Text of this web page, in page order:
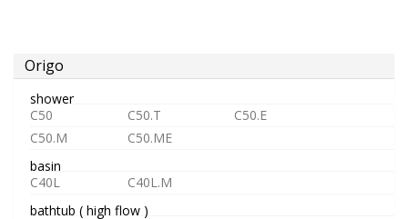
pre-
melangée
Origo
shower
C50
C50.T
C50.E
C50.M
C50.ME
basin
C40L
C40L.M
bathtub ( high flow )